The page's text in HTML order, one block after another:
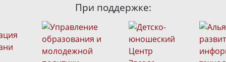
При поддержке: